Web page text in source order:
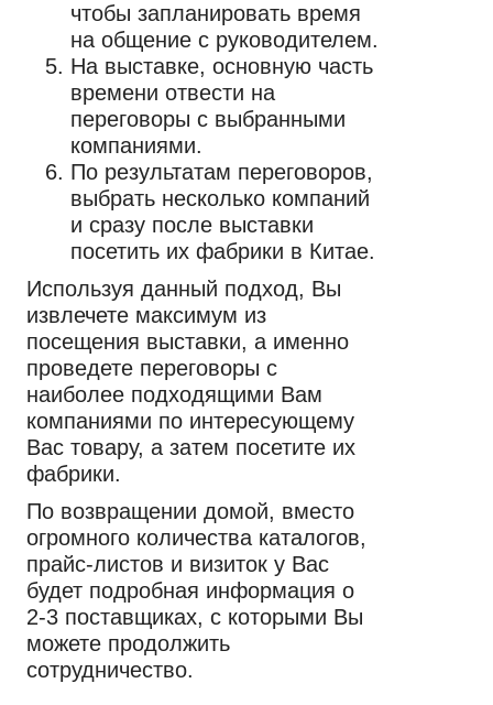
чтобы запланировать время
на общение с руководителем.
На выставке, основную часть
времени отвести на
переговоры с выбранными
компаниями.
По результатам переговоров,
выбрать несколько компаний
и сразу после выставки
посетить их фабрики в Китае.
Используя данный подход, Вы
извлечете максимум из
посещения выставки, а именно
проведете переговоры с
наиболее подходящими Вам
компаниями по интересующему
Вас товару, а затем посетите их
фабрики.
По возвращении домой, вместо
огромного количества каталогов,
прайс-листов и визиток у Вас
будет подробная информация о
2-3 поставщиках, с которыми Вы
можете продолжить
сотрудничество.